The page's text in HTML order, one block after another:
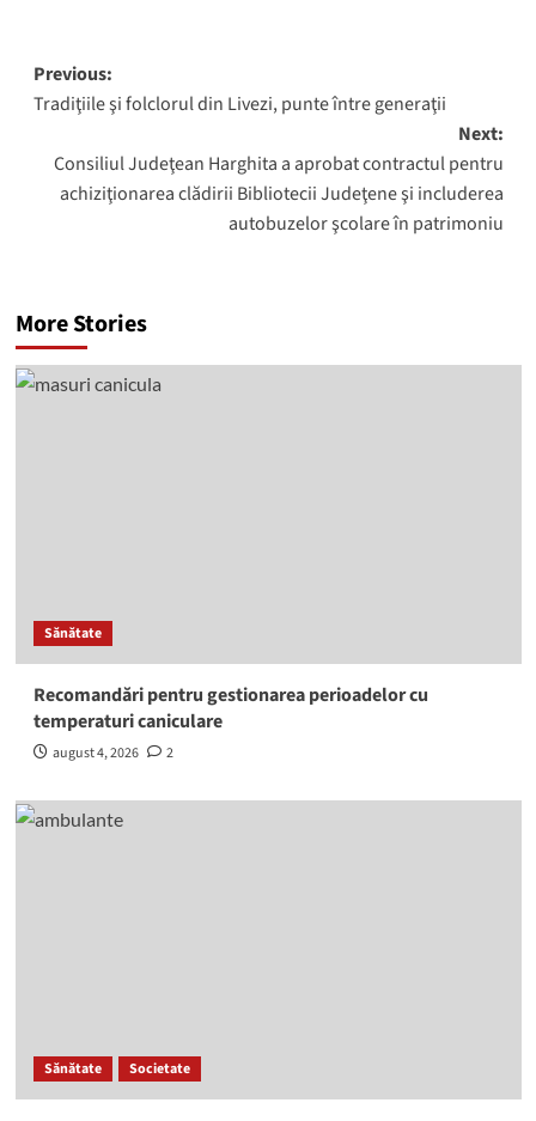
Post
navigation
Previous:
Tradiţiile şi folclorul din Livezi, punte între generaţii
Next:
Consiliul Judeţean Harghita a aprobat contractul pentru
achiziţionarea clădirii Bibliotecii Judeţene şi includerea
autobuzelor şcolare în patrimoniu
More Stories
Sănătate
Recomandări pentru gestionarea perioadelor cu
temperaturi caniculare
august 4, 2026 2
Sănătate Societate